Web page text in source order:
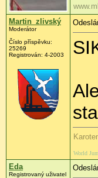
Martin_zlivský
Moderátor
Číslo příspěvku:
25269
Registrován: 4-2003
World
Eda
Registrovaný uživatel